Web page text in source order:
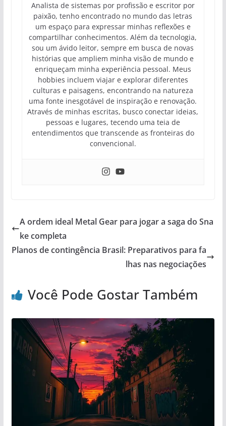
Analista de sistemas por profissão e escritor por
paixão, tenho encontrado no mundo das letras
um espaço para expressar minhas reflexões e
compartilhar conhecimentos. Além da tecnologia,
sou um ávido leitor, sempre em busca de novas
histórias que ampliem minha visão de mundo e
enriqueçam minha experiência pessoal. Meus
hobbies incluem viajar e explorar diferentes
culturas e paisagens, encontrando na natureza
uma fonte inesgotável de inspiração e renovação.
Através de minhas escritas, busco conectar ideias,
pessoas e lugares, tecendo uma teia de
entendimentos que transcende as fronteiras do
convencional.
A ordem ideal Metal Gear para jogar a saga do Sna
ke completa
Planos de contingência Brasil: Preparativos para fa
lhas nas negociações
Você Pode Gostar Também